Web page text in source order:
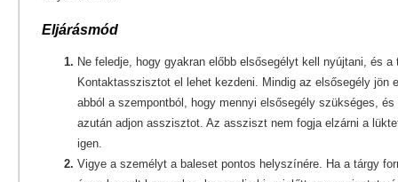
Eljárásmód
Ne feledje, hogy gyakran előbb elsősegélyt kell nyújtani, és
Kontaktasszisztot el lehet kezdeni. Mindig az elsősegély jön
abból a szempontból, hogy mennyi elsősegély szükséges,
azután adjon asszisztot. Az assziszt nem fogja elzárni a
igen.
Vigye a személyt a baleset pontos helyszínére. Ha a tárgy